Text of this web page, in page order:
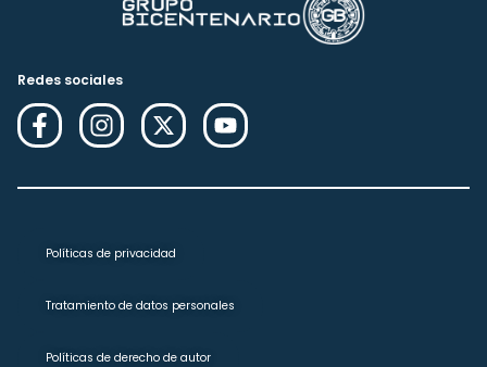
Redes sociales
Políticas de privacidad
Tratamiento de datos personales
Políticas de derecho de autor